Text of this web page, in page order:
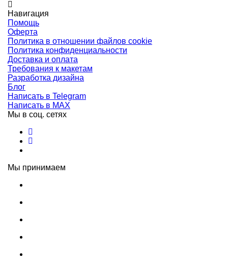
Навигация
Помощь
Оферта
Политика в отношении файлов cookie
Политика конфиденциальности
Доставка и оплата
Требования к макетам
Разработка дизайна
Блог
Написать в Telegram
Написать в MAX
Мы в соц. сетях
Мы принимаем